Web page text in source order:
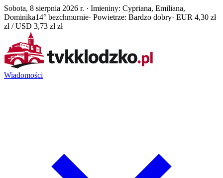
Sobota, 8 sierpnia 2026 r. · Imieniny: Cypriana, Emiliana,
Dominika14° bezchmurnie· Powietrze: Bardzo dobry· EUR 4,30 zł
zł / USD 3,73 zł zł
Wiadomości